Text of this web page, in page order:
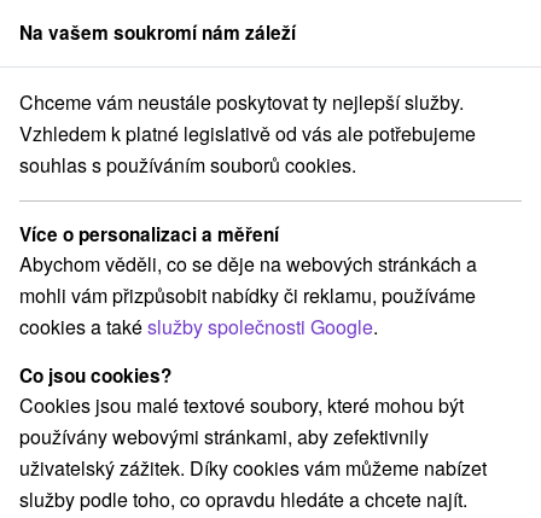
člen skupinySorger
All Inclusive wellness pobyt: Neomezený relax, strava, nápoje a
All Inclusive wellness pobyt:
Neomezený relax, strava, nápoje a
bazény
Hotel Hviezda ★★ ★ Dudince Dudince
Navigovat do místa
Na vašem soukromí nám záleží
Chceme vám neustále poskytovat ty nejlepší služby.
Vzhledem k platné legislativě od vás ale potřebujeme
souhlas s používáním souborů cookies.
Více o personalizaci a měření
Abychom věděli, co se děje na webových stránkách a
mohli vám přizpůsobit nabídky či reklamu, používáme
cookies a takéslužby společnosti Google.
Co jsou cookies?
Cookies jsou malé textové soubory, které mohou být
používány webovými stránkami, aby zefektivnily
uživatelský zážitek. Díky cookies vám můžeme nabízet
služby podle toho, co opravdu hledáte a chcete najít.